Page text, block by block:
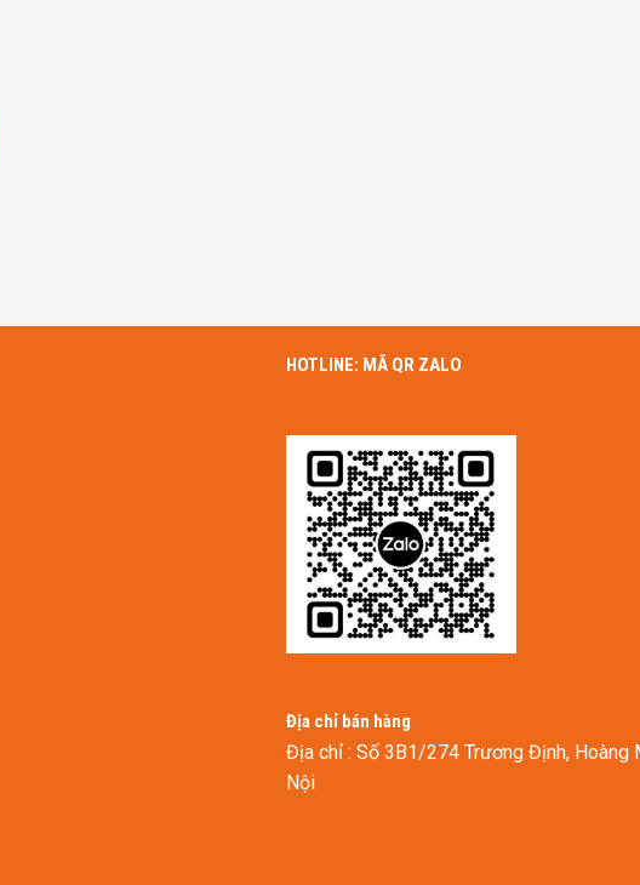
HOTLINE: MÃ QR ZALO
Địa chỉ bán hàng
Địa chỉ : Số 3B1/274 Trương Định, Hoàng
Nội